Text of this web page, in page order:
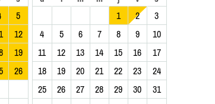
5
12
19
26
1 2
3
4
5 6 7 8 9
10
11
12 13 14 15 16
17
18
19 20 21 22 23
24
25
26 27 28 29 30 31